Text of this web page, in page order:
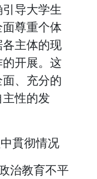
导大学生
尊重个体
主体的现
开展。这
、充分的
性的发
貫彻情况
治教育不平